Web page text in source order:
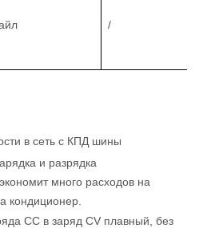
/
в сеть с КПД шины
и разрядка
много расходов на
кондиционер.
CC в заряд CV плавный, без